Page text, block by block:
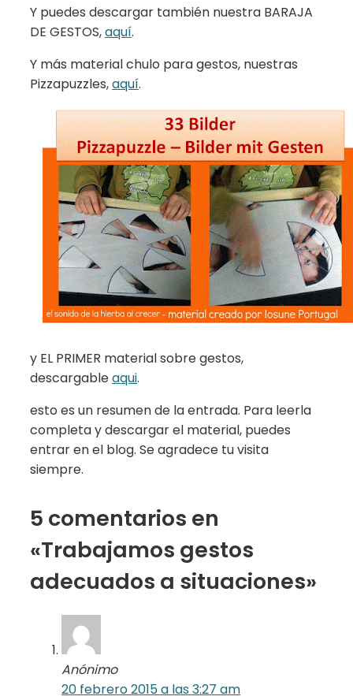
Y puedes descargar también nuestra BARAJA
DE GESTOS,aquí.
Y más material chulo para gestos, nuestras
Pizzapuzzles,aquí.
y EL PRIMER material sobre gestos,
descargableaqui.
esto es un resumen de la entrada. Para leerla
completa y descargar el material, puedes
entrar en el blog. Se agradece tu visita
siempre.
5 comentarios en
«Trabajamos gestos
adecuados a situaciones»
Anónimo
20 febrero 2015 a las 3:27 am